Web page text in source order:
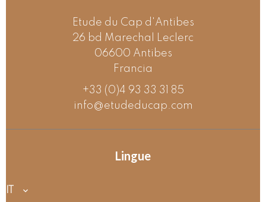
Etude du Cap d'Antibes
26 bd Marechal Leclerc
06600 Antibes
Francia
+33 (0)4 93 33 31 85
info@etudeducap.com
Lingue